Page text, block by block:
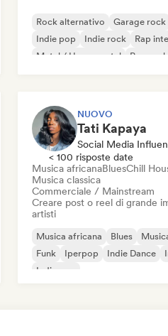
Rock alternativo Garage rock
Indie pop
Indie rock
Rap
Metal / Heavy metal
Pop rock
NUOVO
Tati Kapaya
Social Media
< 100 risposte date
Musica africanaBluesChill
Musica classica
Commerciale / Mainstream
Creare post o reel di grande
artisti
Musica africana Blues
Funk
Iperpop Indie Dance
Indie pop